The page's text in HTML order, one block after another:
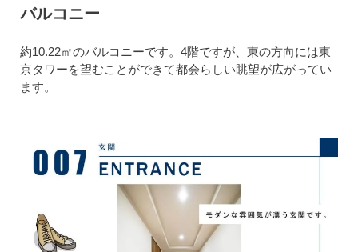
バルコニー
約10.22㎡のバルコニーです。4階ですが、東の方向には東
京タワーを望むことができて都会らしい眺望が広がってい
ます。